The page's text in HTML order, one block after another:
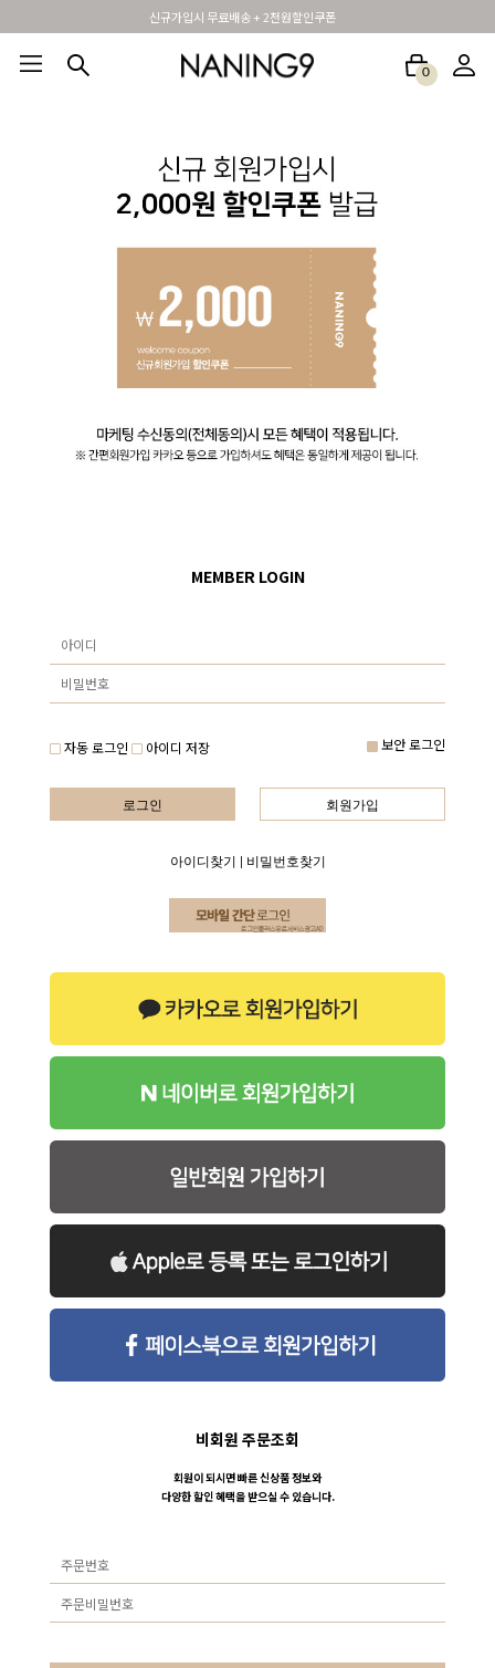
신규가입시 무료배송 + 2천원할인쿠폰
0
MEMBER LOGIN
자동 로그인 아이디 저장 보안 로그인
로그인 회원가입
아이디찾기 비밀번호찾기
비회원 주문조회
회원이 되시면 빠른 신상품 정보와
다양한 할인 혜택을 받으실 수 있습니다.